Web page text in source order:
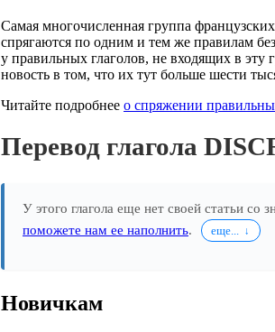
Самая многочисленная группа
спрягаются по одним и тем же правилам
у правильных глаголов, не входящих в
новость в том, что их тут больше шести
Читайте подробнее о спряжении
Перевод глагола
У этого глагола еще нет своей статьи
поможете нам ее наполнить. еще...
Новичкам